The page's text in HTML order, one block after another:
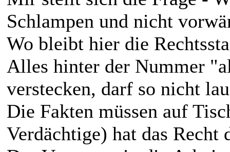
Schlampen und nicht
Wo bleibt hier die
Alles hinter der Nummer
verstecken, darf so nicht
Die Fakten müssen auf
Verdächtige) hat das Recht